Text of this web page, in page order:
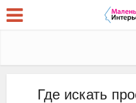
Где искать